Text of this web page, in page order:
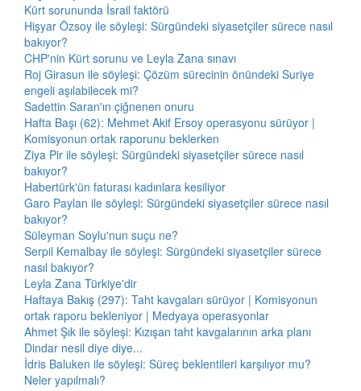
Kürt sorununda İsrail faktörü
Hişyar Özsoy ile söyleşi: Sürgündeki siyasetçiler sürece nasıl
bakıyor?
CHP'nin Kürt sorunu ve Leyla Zana sınavı
Roj Girasun ile söyleşi: Çözüm sürecinin önündeki Suriye
engeli aşılabilecek mi?
Sadettin Saran'ın çiğnenen onuru
Hafta Başı (62): Mehmet Akif Ersoy operasyonu sürüyor |
Komisyonun ortak raporunu beklerken
Ziya Pir ile söyleşi: Sürgündeki siyasetçiler sürece nasıl
bakıyor?
Habertürk'ün faturası kadınlara kesiliyor
Garo Paylan ile söyleşi: Sürgündeki siyasetçiler sürece nasıl
bakıyor?
Süleyman Soylu'nun suçu ne?
Serpil Kemalbay ile söyleşi: Sürgündeki siyasetçiler sürece
nasıl bakıyor?
Leyla Zana Türkiye'dir
Haftaya Bakış (297): Taht kavgaları sürüyor | Komisyonun
ortak raporu bekleniyor | Medyaya operasyonlar
Ahmet Şık ile söyleşi: Kızışan taht kavgalarının arka planı
Dindar nesil diye diye...
İdris Baluken ile söyleşi: Süreç beklentileri karşılıyor mu?
Neler yapılmalı?